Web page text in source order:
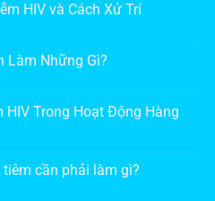
HIV và Cách Xử Trí
Làm Những Gì?
HIV Trong Hoạt Động Hàng
cần phải làm gì?